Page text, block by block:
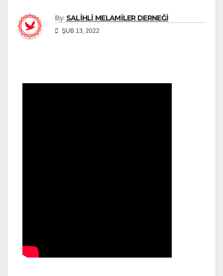
By SALİHLİ MELAMİLER DERNEĞİ
ŞUB 13, 2022